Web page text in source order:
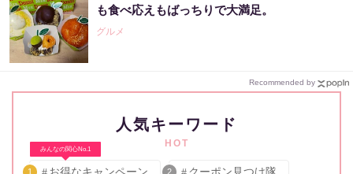
も食べ応えもばっちりで大満足。
グルメ
Recommended by
人気キーワード
HOT
みんなの関心No.1
1 2